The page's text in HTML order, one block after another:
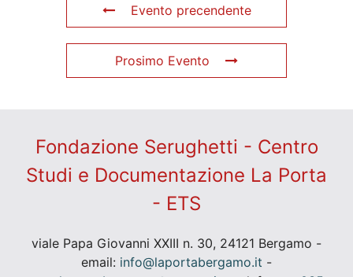
Evento precendente
Prosimo Evento
Fondazione Serughetti - Centro
Studi e Documentazione La Porta
- ETS
viale Papa Giovanni XXIII n. 30, 24121 Bergamo -
email: info@laportabergamo.it -